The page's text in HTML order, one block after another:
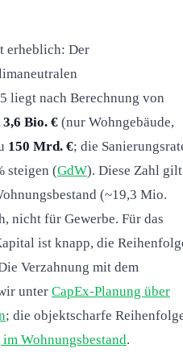
erheblich: Der
liegt nach Berechnung von
Bio. € (nur Wohngebäude,
150 Mrd. €; die
steigen (GdW). Diese Zahl gilt
(~19,3 Mio.
nicht für Gewerbe. Für das
ist knapp, die
Verzahnung mit dem
unter CapEx-Planung über
; die objektscharfe
Wohnungsbestand.